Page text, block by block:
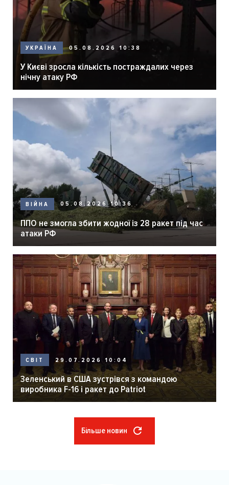
УКРАЇНА 05.08.2026 10:38
У Києві зросла кількість постраждалих через
нічну атаку РФ
ВІЙНА 05.08.2026 10:36
ППО не змогла збити жодної із 28 ракет під час
атаки РФ
СВІТ 29.07.2026 10:04
Зеленський в США зустрівся з командою
виробника F-16 і ракет до Patriot
Більше новин